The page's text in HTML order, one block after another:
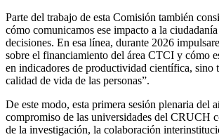
Parte del trabajo de esta Comisión también
cómo comunicamos ese impacto a la
decisiones. En esa línea, durante 2026
sobre el financiamiento del área CTCI y cómo
en indicadores de productividad científica, sino
calidad de vida de las personas”.
De este modo, esta primera sesión plenaria del
compromiso de las universidades del CRUCH
de la investigación, la colaboración